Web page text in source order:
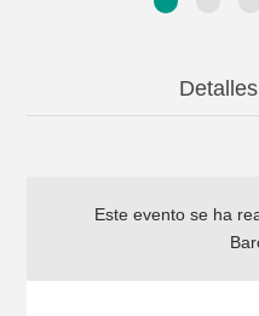
Este evento se ha